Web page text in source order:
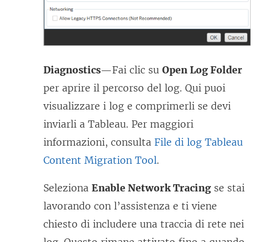
Diagnostics—Fai clic su Open Log Folder
per aprire il percorso del log. Qui puoi
visualizzare i log e comprimerli se devi
inviarli a Tableau. Per maggiori
informazioni, consulta File di log Tableau
Content Migration Tool.
Seleziona Enable Network Tracing se stai
lavorando con l’assistenza e ti viene
chiesto di includere una traccia di rete nei